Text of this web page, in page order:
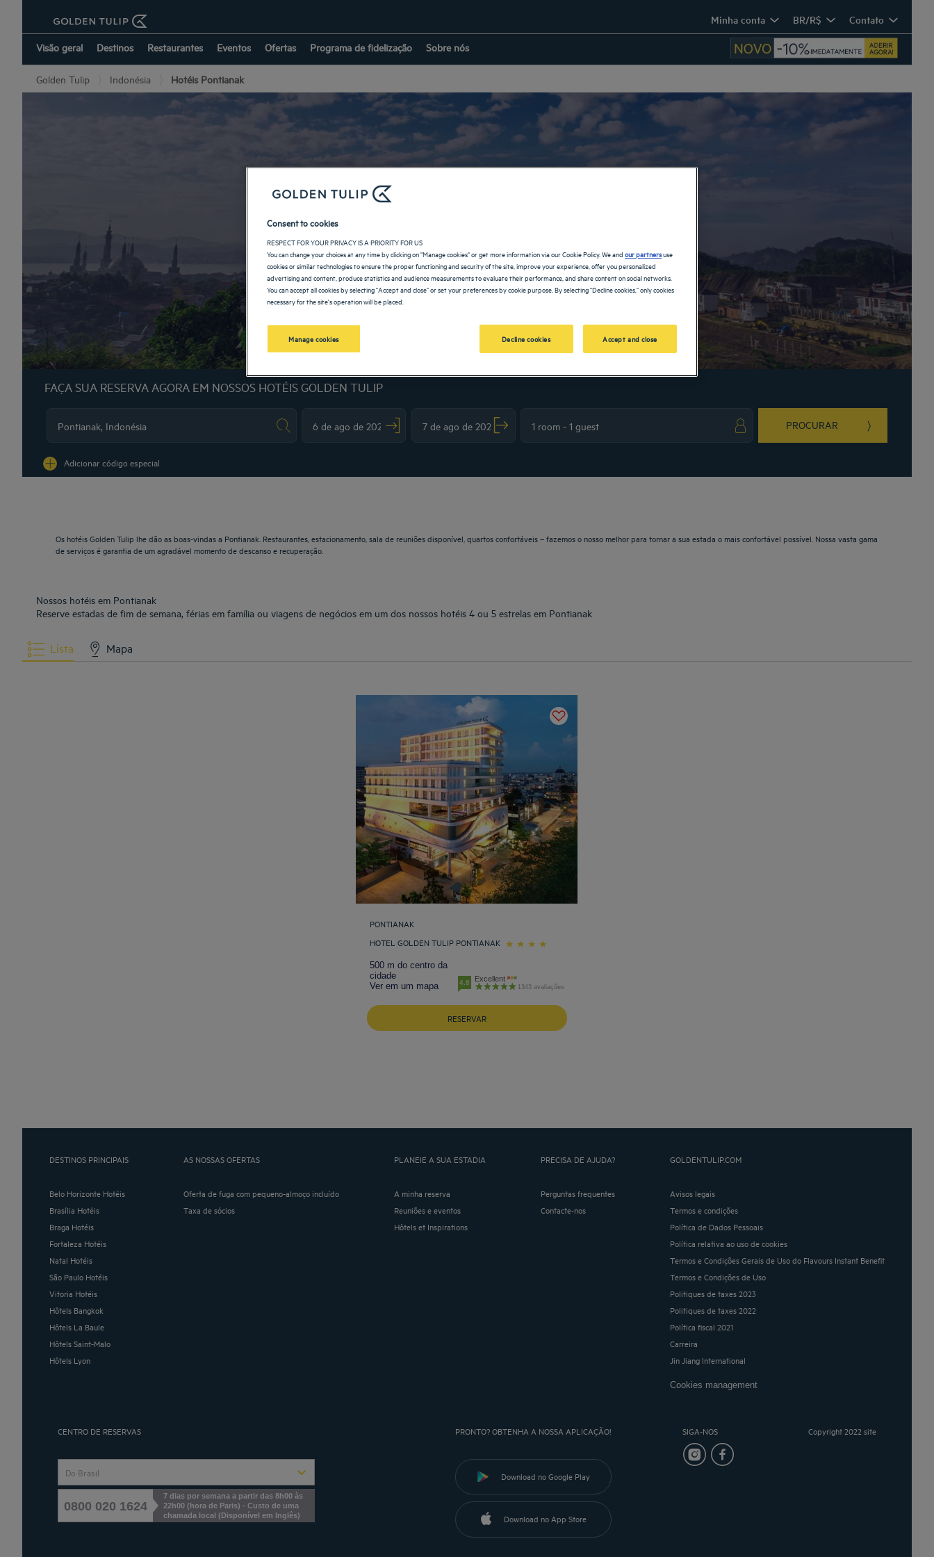
Minha conta BR/R$ Contato
Visão geral Destinos Restaurantes Eventos Ofertas Programa de fidelização Sobre nós
Golden Tulip Indonésia Hotéis Pontianak
Hotéis em Pontianak
VOLTAR À PÁGINA DE INDONÉSIA
FAÇA SUA RESERVA AGORA EM NOSSOS HOTÉIS GOLDEN TULIP
PROCURAR
Adicionar código especial
Os hotéis Golden Tulip lhe dão as boas-vindas a Pontianak. Restaurantes, estacionamento, sala de reuniões disponível, quartos confortáveis – fazemos o nosso melhor para tornar a sua estada o mais confortável possível. Nossa vasta gama
de serviços é garantia de um agradável momento de descanso e recuperação.
Nossos hotéis em Pontianak
Reserve estadas de fim de semana, férias em família ou viagens de negócios em um dos nossos hotéis 4 ou 5 estrelas em Pontianak
Lista Mapa
PONTIANAK
HOTEL GOLDEN TULIP PONTIANAK
500 m do centro da
cidade
Ver em um mapa
4.8 Excellent
1343 avaliações
RESERVAR
DESTINOS PRINCIPAIS
Belo Horizonte Hotéis
Brasília Hotéis
Braga Hotéis
Fortaleza Hotéis
Natal Hotéis
São Paulo Hotéis
Vitoria Hotéis
Hôtels Bangkok
Hôtels La Baule
Hôtels Saint-Malo
Hôtels Lyon
AS NOSSAS OFERTAS
Oferta de fuga com pequeno-almoço incluído
Taxa de sócios
PLANEIE A SUA ESTADIA
A minha reserva
Reuniões e eventos
Hôtels et Inspirations
PRECISA DE AJUDA?
Perguntas frequentes
Contacte-nos
GOLDENTULIP.COM
Avisos legais
Termos e condições
Política de Dados Pessoais
Política relativa ao uso de cookies
Termos e Condições Gerais de Uso do Flavours Instant Benefit
Termos e Condições de Uso
Politiques de taxes 2023
Politiques de taxes 2022
Política fiscal 2021
Carreira
Jin Jiang International
Cookies management
CENTRO DE RESERVAS
Do Brasil
0800 020 1624
7 dias por semana a partir das 8h00 às
22h00 (hora de Paris) - Custo de uma
chamada local (Disponível em Inglês)
PRONTO? OBTENHA A NOSSA APLICAÇÃO!
Download no Google Play
Download no App Store
SIGA-NOS Copyright 2022 site
Consent to cookies
RESPECT FOR YOUR PRIVACY IS A PRIORITY FOR US
You can change your choices at any time by clicking on "Manage cookies" or get more information via our Cookie Policy. We andour partnersuse
cookies or similar technologies to ensure the proper functioning and security of the site, improve your experience, offer you personalized
advertising and content, produce statistics and audience measurements to evaluate their performance, and share content on social networks.
You can accept all cookies by selecting "Accept and close" or set your preferences by cookie purpose. By selecting "Decline cookies," only cookies
necessary for the site's operation will be placed.
Manage cookies Decline cookies Accept and close